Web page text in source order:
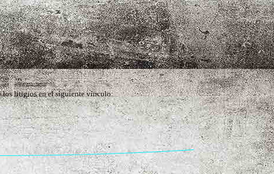
los litigios en el siguiente vínculo: